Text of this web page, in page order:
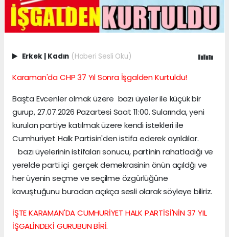
Erkek | Kadın (Haberi Sesli Oku)
Karaman'da CHP 37 Yıl Sonra İşgalden Kurtuldu!
Başta Evcenler olmak üzere bazı üyeler ile küçük bir
gurup, 27.07.2026 Pazartesi Saat 11:00. Sularında, yeni
kurulan partiye katılmak üzere kendi istekleri ile
Cumhuriyet Halk Partisin'den istifa ederek ayrıldılar.
bazı üyelerinin istifaları sonucu, partinin rahatladığı ve
yerelde parti içi gerçek demekrasinin önün açıldğı ve
her üyenin seçme ve seçilme özgürlüğüne
kavuştuğunu buradan açıkça sesli olarak söyleye biliriz.
İŞTE KARAMAN'DA CUMHURİYET HALK PARTİSİ'NİN 37 YIL
İŞGALİNDEKİ GURUBUN BİRİ.